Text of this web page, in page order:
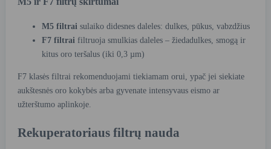
M5 filtrai sulaiko didesnes daleles: dulkes, pūkus, vabzdžius
F7 filtrai filtruoja smulkias daleles – žiedadulkes, smogą ir
kitus oro teršalus (iki 0,3 µm)
F7 klasės filtrai rekomenduojami tiekiamam orui, ypač jei siekiate
aukštesnės oro kokybės arba gyvenate intensyvaus eismo ar
užterštumo aplinkoje.
Rekuperatoriaus filtrų nauda